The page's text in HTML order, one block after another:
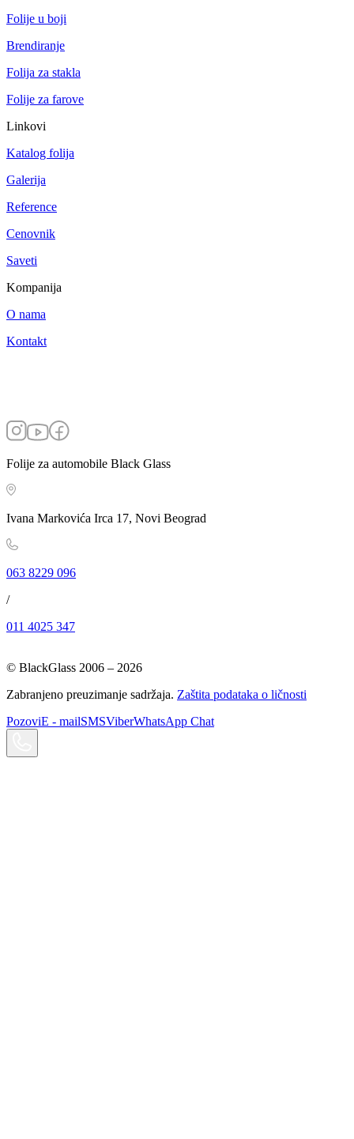
Folije u boji
Brendiranje
Folija za stakla
Folije za farove
Linkovi
Katalog folija
Galerija
Reference
Cenovnik
Saveti
Kompanija
O nama
Kontakt
Folije za automobile Black Glass
Ivana Markovića Irca 17, Novi Beograd
063 8229 096
/
011 4025 347
© BlackGlass 2006 – 2026
Zabranjeno preuzimanje sadržaja. Zaštita podataka o ličnosti
PozoviE - mailSMSViberWhatsApp Chat